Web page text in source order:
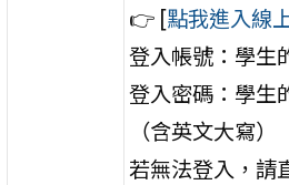
👉 [點我進入線
登入帳號：學生
登入密碼：學生
（含英文大寫）
若無法登入，請